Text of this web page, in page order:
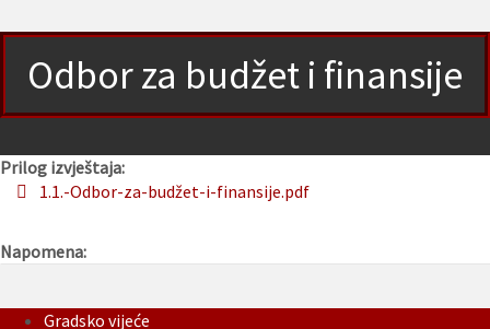
Odbor za budžet i finansije
Prilog izvještaja:
1.1.-Odbor-za-budžet-i-finansije.pdf
Napomena:
Gradsko vijeće